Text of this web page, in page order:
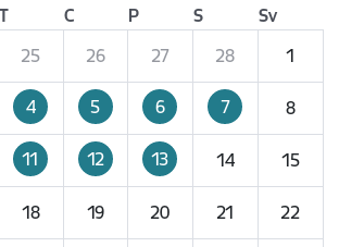
T C P S
Sv
25 26 27 28 1
4 5 6 7 8
11 12 13 14 15
18 19 20 21 22